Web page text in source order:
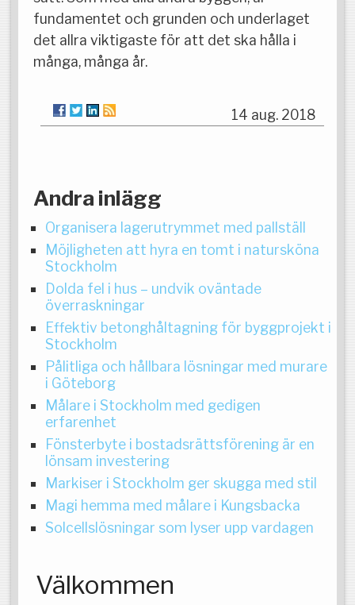
fundamentet och grunden och underlaget
det allra viktigaste för att det ska hålla i
många, många år.
14 aug. 2018
Andra inlägg
Organisera lagerutrymmet med pallställ
Möjligheten att hyra en tomt i natursköna
Stockholm
Dolda fel i hus – undvik oväntade
överraskningar
Effektiv betonghåltagning för byggprojekt i
Stockholm
Pålitliga och hållbara lösningar med murare
i Göteborg
Målare i Stockholm med gedigen
erfarenhet
Fönsterbyte i bostadsrättsförening är en
lönsam investering
Markiser i Stockholm ger skugga med stil
Magi hemma med målare i Kungsbacka
Solcellslösningar som lyser upp vardagen
Välkommen